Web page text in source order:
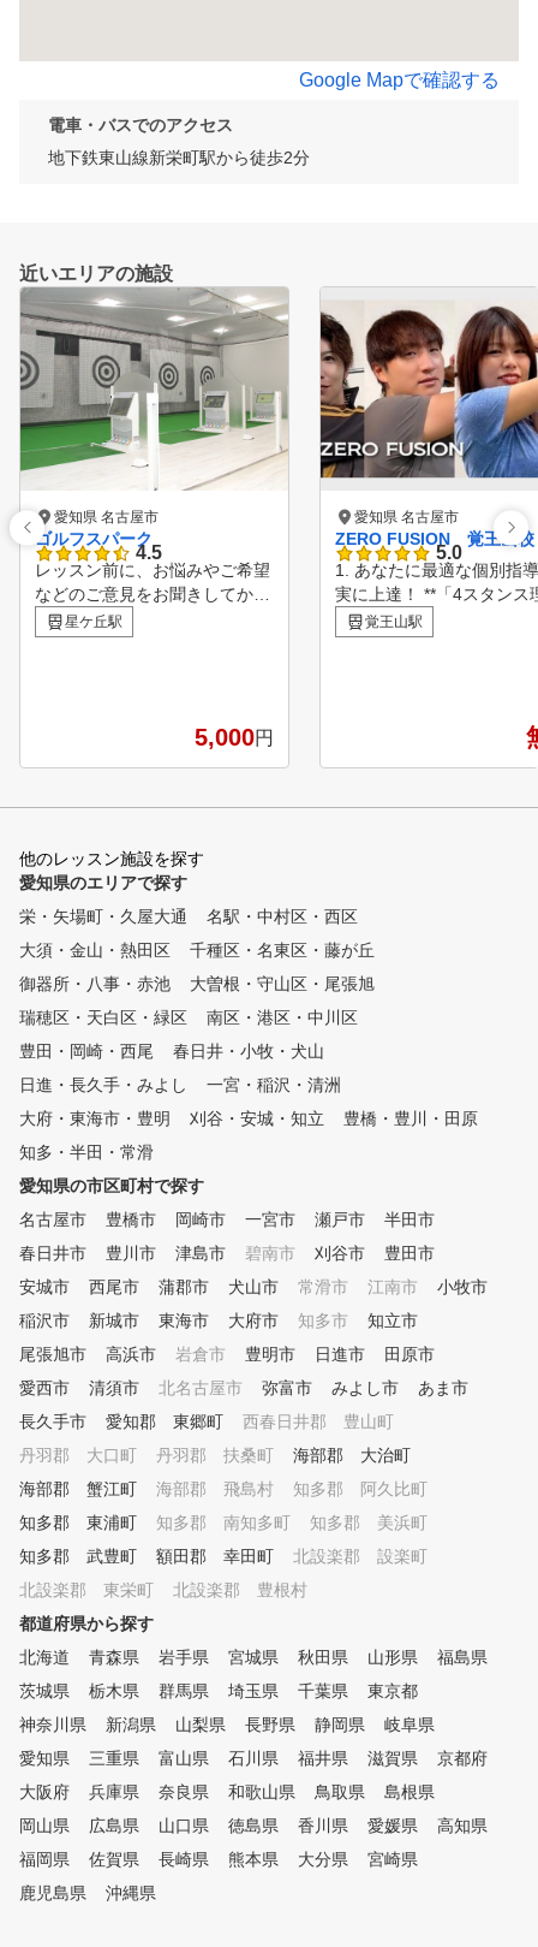
Google Mapで確認する
電車・バスでのアクセス
地下鉄東山線新栄町駅から徒歩2分
近いエリアの施設
愛知県 名古屋市
ゴルフスパーク
4.5
レッスン前に、お悩みやご希望
などのご意見をお聞きしてから
レッスンを開始します。 ショ
ットについては、スイング解析
していただきます。 アプロー
星ケ丘駅
5,000円
愛知県 名古屋市
ZERO FUSION 覚王山校
5.0
1. あなたに最適な個別指
実に上達！ **「4スタンス
」**に基づき、体型や特性
わせた指導を行います。
を共有しているので、ど
られる環境！ 女性会員様
信頼と実績のあるスクー
。 3. 効率的に上達できるシス
テム！ 月額固定の受け放
ステムで、短期間での上
つの施設があり、どこで
毎日レッスン開講、毎月
上のレッスン枠をご用意
時間365日対応のオンライ
い指導力と個性豊かなコ
が、お客様とのコミュニ
ョンを大切にしながら、
の楽しさをお伝えします
あ、私たちと一緒にゴル
レッスンにお越しくださ
覚王山駅
他のレッスン施設を探す
愛知県のエリアで探す
栄・矢場町・久屋大通
名駅・中村区・西区
大須・金山・熱田区
千種区・名東区・藤が丘
御器所・八事・赤池
大曽根・守山区・尾張旭
瑞穂区・天白区・緑区
南区・港区・中川区
豊田・岡崎・西尾
春日井・小牧・犬山
日進・長久手・みよし
一宮・稲沢・清洲
大府・東海市・豊明
刈谷・安城・知立
豊橋・豊川・田原
知多・半田・常滑
愛知県の市区町村で探す
名古屋市
豊橋市 岡崎市 一宮市 瀬戸市
半田市
春日井市
豊川市 津島市 碧南市 刈谷市
豊田市
安城市
西尾市 蒲郡市 犬山市 常滑市 江南市
小牧市
稲沢市
新城市 東海市 大府市 知多市
知立市
尾張旭市
高浜市 岩倉市 豊明市 日進市
田原市
愛西市
清須市 北名古屋市 弥富市 みよし市
あま市
長久手市
愛知郡 東郷町
西春日井郡 豊山町
丹羽郡 大口町
丹羽郡 扶桑町
海部郡 大治町
海部郡 蟹江町
海部郡 飛島村
知多郡 阿久比町
知多郡 東浦町
知多郡 南知多町
知多郡 美浜町
知多郡 武豊町
額田郡 幸田町
北設楽郡 設楽町
北設楽郡 東栄町
北設楽郡 豊根村
都道府県から探す
北海道
青森県 岩手県 宮城県 秋田県 山形県
福島県
茨城県
栃木県 群馬県 埼玉県 千葉県
東京都
神奈川県
新潟県 山梨県 長野県 静岡県
岐阜県
愛知県
三重県 富山県 石川県 福井県 滋賀県
京都府
大阪府
兵庫県 奈良県 和歌山県 鳥取県
島根県
岡山県
広島県 山口県 徳島県 香川県 愛媛県
高知県
福岡県
佐賀県 長崎県 熊本県 大分県
宮崎県
鹿児島県
沖縄県